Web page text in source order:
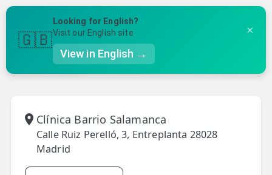
🤔 Preguntas Frecuentes
🔍 Buscador
Volver a ubicaciones
✓
2 3
Clínica Barrio Salamanca
Calle Ruiz Perelló, 3, Entreplanta 28028
Madrid
×
🇬🇧
Looking for English?
Visit our English site
View in English →